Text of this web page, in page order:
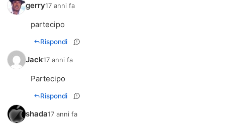
gerry17 anni fa
partecipo
Rispondi
Jack17 anni fa
Partecipo
Rispondi
shada17 anni fa